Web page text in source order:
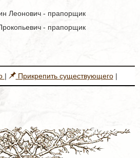
Леонович - прапорщик
- прапорщик
| Прикрепить существующего|